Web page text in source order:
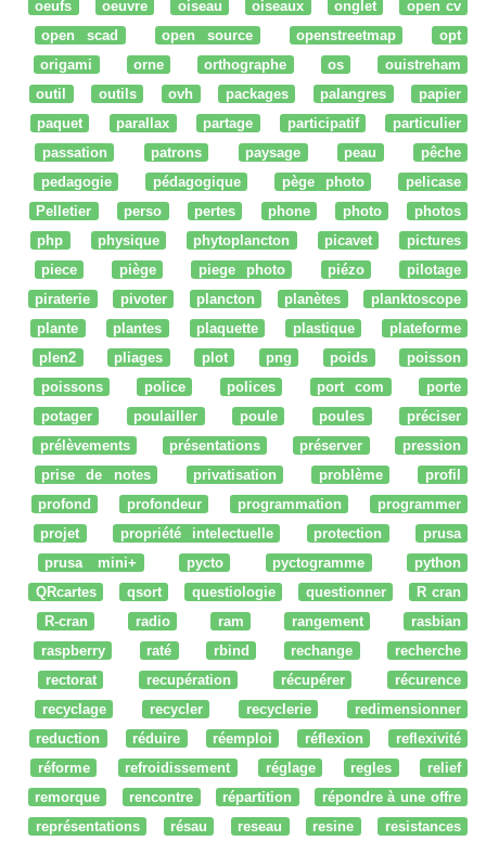
oeufs
oeuvre oiseau oiseaux onglet
open cv
open scad
open source openstreetmap
opt
origami
orne orthographe os
ouistreham
outil
outils ovh packages palangres
papier
paquet
parallax partage participatif
particulier
passation
patrons paysage peau
pêche
pedagogie
pédagogique pège photo
pelicase
Pelletier
perso pertes phone photo
photos
php
physique phytoplancton picavet
pictures
piece
piège piege photo piézo
pilotage
piraterie
pivoter plancton planètes
planktoscope
plante
plantes plaquette plastique
plateforme
plen2
pliages plot png poids
poisson
poissons
police polices port com
porte
potager
poulailler poule poules
préciser
prélèvements
présentations préserver
pression
prise de notes
privatisation problème
profil
profond
profondeur programmation
programmer
projet
propriété intelectuelle protection
prusa
prusa mini+
pycto pyctogramme
python
QRcartes
qsort questiologie questionner
R cran
R-cran
radio ram rangement
rasbian
raspberry
raté rbind rechange
recherche
rectorat
recupération récupérer
récurence
recyclage
recycler recyclerie
redimensionner
reduction
réduire réemploi réflexion
reflexivité
réforme
refroidissement réglage regles
relief
remorque
rencontre répartition
répondre à une offre
représentations
résau reseau resine
resistances